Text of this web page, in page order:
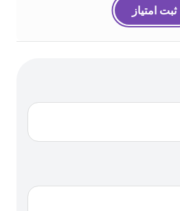
ثبت امتیاز